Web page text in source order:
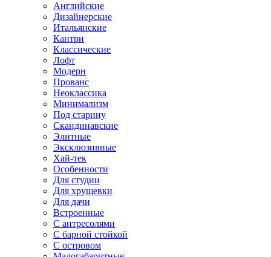
Английские
Дизайнерские
Итальянские
Кантри
Классические
Лофт
Модерн
Прованс
Неоклассика
Минимализм
Под старину
Скандинавские
Элитные
Эксклюзивные
Хай-тек
Особенности
Для студии
Для хрущевки
Для дачи
Встроенные
С антресолями
С барной стойкой
С островом